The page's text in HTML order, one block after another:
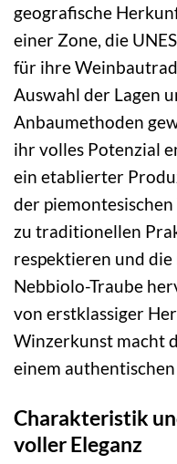
geografische
einer Zone, die
für ihre
Auswahl der Lagen
Anbaumethoden
ihr volles Potenzial
ein etablierter
der
zu traditionellen
respektieren und
Nebbiolo-Traube
von erstklassiger
Winzerkunst macht
einem
Charakteristik
voller Eleganz